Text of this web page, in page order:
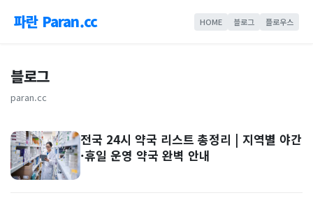
파란 Paran.cc HOME 블로그 플로우스
블로그
paran.cc
전국 24시 약국 리스트 총정리 | 지역별 야간
·휴일 운영 약국 완벽 안내